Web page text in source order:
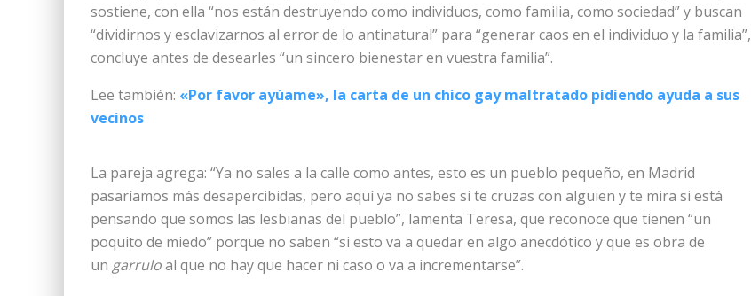
sostiene, con ella “nos están destruyendo como individuos, como familia, como sociedad” y buscan
“dividirnos y esclavizarnos al error de lo antinatural” para “generar caos en el individuo y la familia”,
concluye antes de desearles “un sincero bienestar en vuestra familia”.
Lee también: «Por favor ayúame», la carta de un chico gay maltratado pidiendo ayuda a sus
vecinos
La pareja agrega: “Ya no sales a la calle como antes, esto es un pueblo pequeño, en Madrid
pasaríamos más desapercibidas, pero aquí ya no sabes si te cruzas con alguien y te mira si está
pensando que somos las lesbianas del pueblo”, lamenta Teresa, que reconoce que tienen “un
poquito de miedo” porque no saben “si esto va a quedar en algo anecdótico y que es obra de
un garruloal que no hay que hacer ni caso o va a incrementarse”.